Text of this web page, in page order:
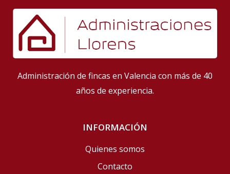
Administración de fincas en Valencia con más de 40
años de experiencia.
INFORMACIÓN
Quienes somos
Contacto